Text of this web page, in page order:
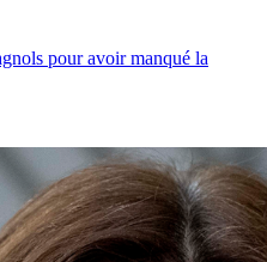
pour avoir manqué la